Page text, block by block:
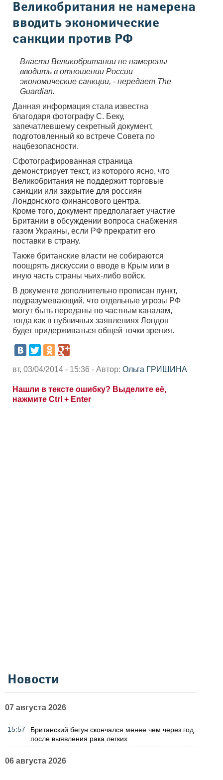
Вы здесь
Великобритания не намерена
вводить экономические
санкции против РФ
Власти Великобритании не намерены
вводить в отношении России
экономические санкции, - передает The
Guardian.
Данная информация стала известна
благодаря фотографу С. Беку,
запечатлевшему секретный документ,
подготовленный ко встрече Совета по
нацбезопасности.
Сфотографированная страница
демонстрирует текст, из которого ясно, что
Великобритания не поддержит торговые
санкции или закрытие для россиян
Лондонского финансового центра.
Кроме того, документ предполагает участие
Британии в обсуждении вопроса снабжения
газом Украины, если РФ прекратит его
поставки в страну.
Также британские власти не собираются
поощрять дискуссии о вводе в Крым или в
иную часть страны чьих-либо войск.
В документе дополнительно прописан пункт,
подразумевающий, что отдельные угрозы РФ
могут быть переданы по частным каналам,
тогда как в публичных заявлениях Лондон
будет придерживаться общей точки зрения.
вт, 03/04/2014 - 15:36 - Автор: Ольга ГРИШИНА
Нашли в тексте ошибку? Выделите её,
нажмите Ctrl + Enter
Новости
07 августа 2026
15:57
Британский бегун скончался менее чем через год
после выявления рака легких
06 августа 2026